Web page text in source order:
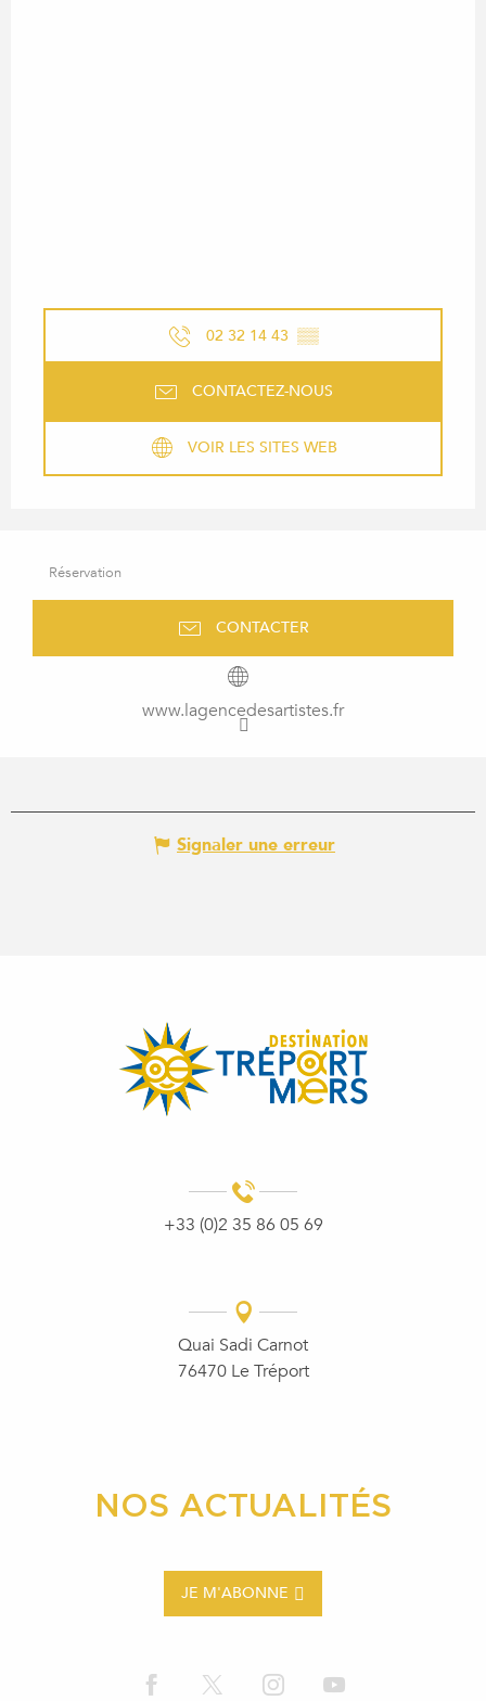
02 32 14 43 ▒▒
CONTACTEZ-NOUS
VOIR LES SITES WEB
Réservation
CONTACTER
www.lagencedesartistes.fr
Signaler une erreur
+33 (0)2 35 86 05 69
Quai Sadi Carnot
76470 Le Tréport
NOS ACTUALITÉS
JE M'ABONNE